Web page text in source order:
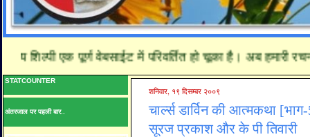
एक पूर्ण वेबसाईट में परिवर्तित हो चूका है। अब हमारी
STATCOUNTER
अंतरजाल पर पहली बार..
शनिवार, १९ दिसम्बर २००९
चार्ल्स डार्विन की आत्मकथा
सूरज प्रकाश और के पी तिवारी